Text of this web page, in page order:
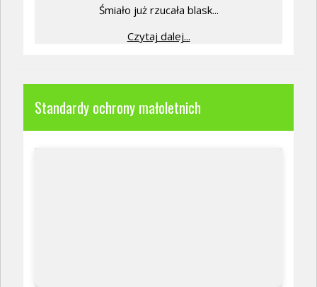
Śmiało już rzucała blask...
Czytaj dalej...
Standardy ochrony małoletnich